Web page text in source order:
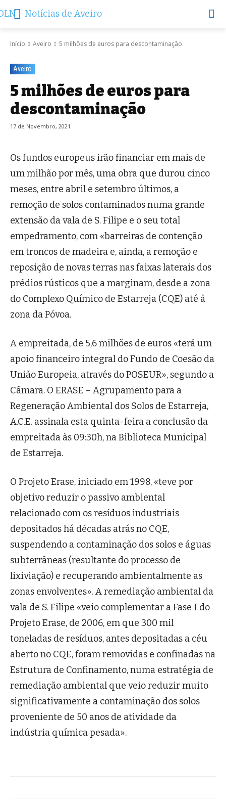
Início Aveiro 5 milhões de euros para descontaminação
Aveiro
5 milhões de euros para
descontaminação
17 de Novembro, 2021
Os fundos europeus irão financiar em mais de
um milhão por mês, uma obra que durou cinco
meses, entre abril e setembro últimos, a
remoção de solos contaminados numa grande
extensão da vala de S. Filipe e o seu total
empedramento, com «barreiras de contenção
em troncos de madeira e, ainda, a remoção e
reposição de novas terras nas faixas laterais dos
prédios rústicos que a marginam, desde a zona
do Complexo Químico de Estarreja (CQE) até à
zona da Póvoa.
A empreitada, de 5,6 milhões de euros «terá um
apoio financeiro integral do Fundo de Coesão da
União Europeia, através do POSEUR», segundo a
Câmara. O ERASE – Agrupamento para a
Regeneração Ambiental dos Solos de Estarreja,
A.C.E. assinala esta quinta-feira a conclusão da
empreitada às 09:30h, na Biblioteca Municipal
de Estarreja.
O Projeto Erase, iniciado em 1998, «teve por
objetivo reduzir o passivo ambiental
relacionado com os resíduos industriais
depositados há décadas atrás no CQE,
suspendendo a contaminação dos solos e águas
subterrâneas (resultante do processo de
lixiviação) e recuperando ambientalmente as
zonas envolventes». A remediação ambiental da
vala de S. Filipe «veio complementar a Fase I do
Projeto Erase, de 2006, em que 300 mil
toneladas de resíduos, antes depositadas a céu
aberto no CQE, foram removidas e confinadas na
Estrutura de Confinamento, numa estratégia de
remediação ambiental que veio reduzir muito
significativamente a contaminação dos solos
proveniente de 50 anos de atividade da
indústria química pesada».